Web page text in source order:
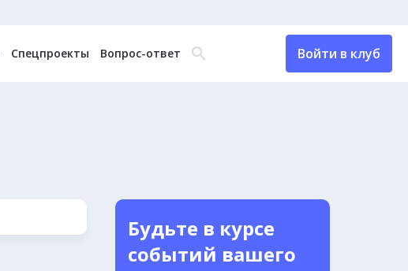
Спецпроекты Вопрос-ответ Войти в клуб
Будьте в курсе
событий вашего